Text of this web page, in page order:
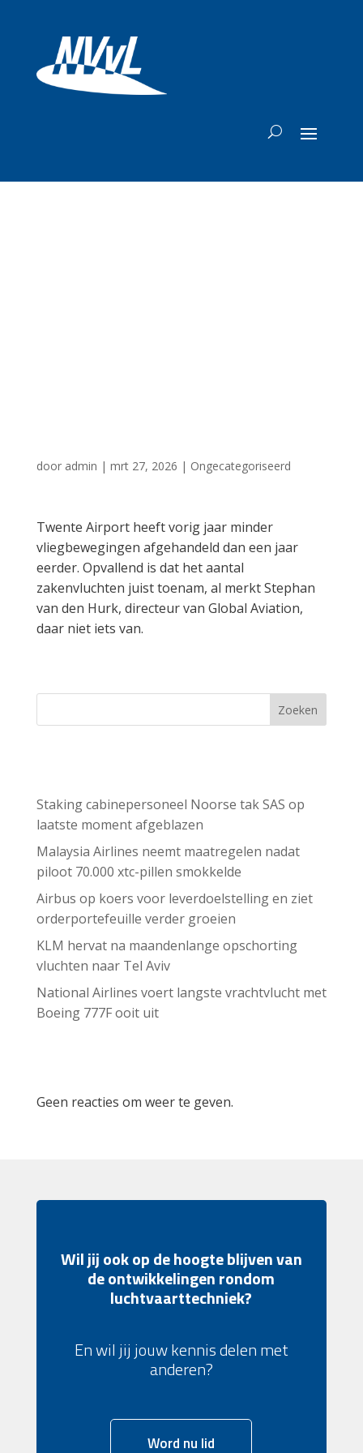
door admin | mrt 27, 2026 | Ongecategoriseerd
Twente Airport heeft vorig jaar minder
vliegbewegingen afgehandeld dan een jaar
eerder. Opvallend is dat het aantal
zakenvluchten juist toenam, al merkt Stephan
van den Hurk, directeur van Global Aviation,
daar niet iets van.
Zoeken
Staking cabinepersoneel Noorse tak SAS op
laatste moment afgeblazen
Malaysia Airlines neemt maatregelen nadat
piloot 70.000 xtc-pillen smokkelde
Airbus op koers voor leverdoelstelling en ziet
orderportefeuille verder groeien
KLM hervat na maandenlange opschorting
vluchten naar Tel Aviv
National Airlines voert langste vrachtvlucht met
Boeing 777F ooit uit
Geen reacties om weer te geven.
Wil jij ook op de hoogte blijven van
de ontwikkelingen rondom
luchtvaarttechniek?
En wil jij jouw kennis delen met
anderen?
Word nu lid